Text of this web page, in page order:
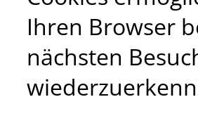
Ihren Browser
nächsten